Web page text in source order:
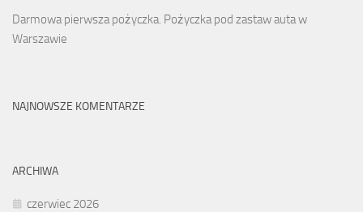
Darmowa pierwsza pożyczka. Pożyczka pod zastaw auta w
Warszawie
NAJNOWSZE KOMENTARZE
ARCHIWA
czerwiec 2026